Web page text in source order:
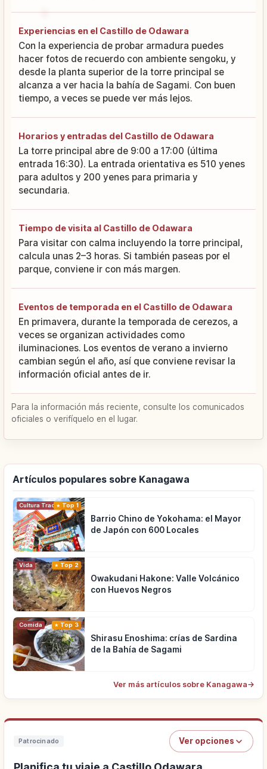
Experiencias en el Castillo de Odawara
Con la experiencia de probar armadura puedes
hacer fotos de recuerdo con ambiente sengoku, y
desde la planta superior de la torre principal se
alcanza a ver hacia la bahía de Sagami. Con buen
tiempo, a veces se puede ver más lejos.
Horarios y entradas del Castillo de Odawara
La torre principal abre de 9:00 a 17:00 (última
entrada 16:30). La entrada orientativa es 510 yenes
para adultos y 200 yenes para primaria y
secundaria.
Tiempo de visita al Castillo de Odawara
Para visitar con calma incluyendo la torre principal,
calcula unas 2–3 horas. Si también paseas por el
parque, conviene ir con más margen.
Eventos de temporada en el Castillo de Odawara
En primavera, durante la temporada de cerezos, a
veces se organizan actividades como
iluminaciones. Los eventos de verano a invierno
cambian según el año, así que conviene revisar la
información oficial antes de ir.
Para la información más reciente, consulte los comunicados
oficiales o verifíquelo en el lugar.
Artículos populares sobre Kanagawa
Cultura Tradicional
Top 1
Barrio Chino de Yokohama: el Mayor
de Japón con 600 Locales
Vida Top 2
Owakudani Hakone: Valle Volcánico
con Huevos Negros
Comida Top 3
Shirasu Enoshima: crías de Sardina
de la Bahía de Sagami
Ver más artículos sobre Kanagawa→
Patrocinado Ver opciones